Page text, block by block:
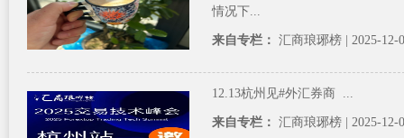
情况下...
来自专栏： 汇商琅琊榜 | 2025-12-
12.13杭州见#外汇券商 ...
来自专栏： 汇商琅琊榜 | 2025-12-